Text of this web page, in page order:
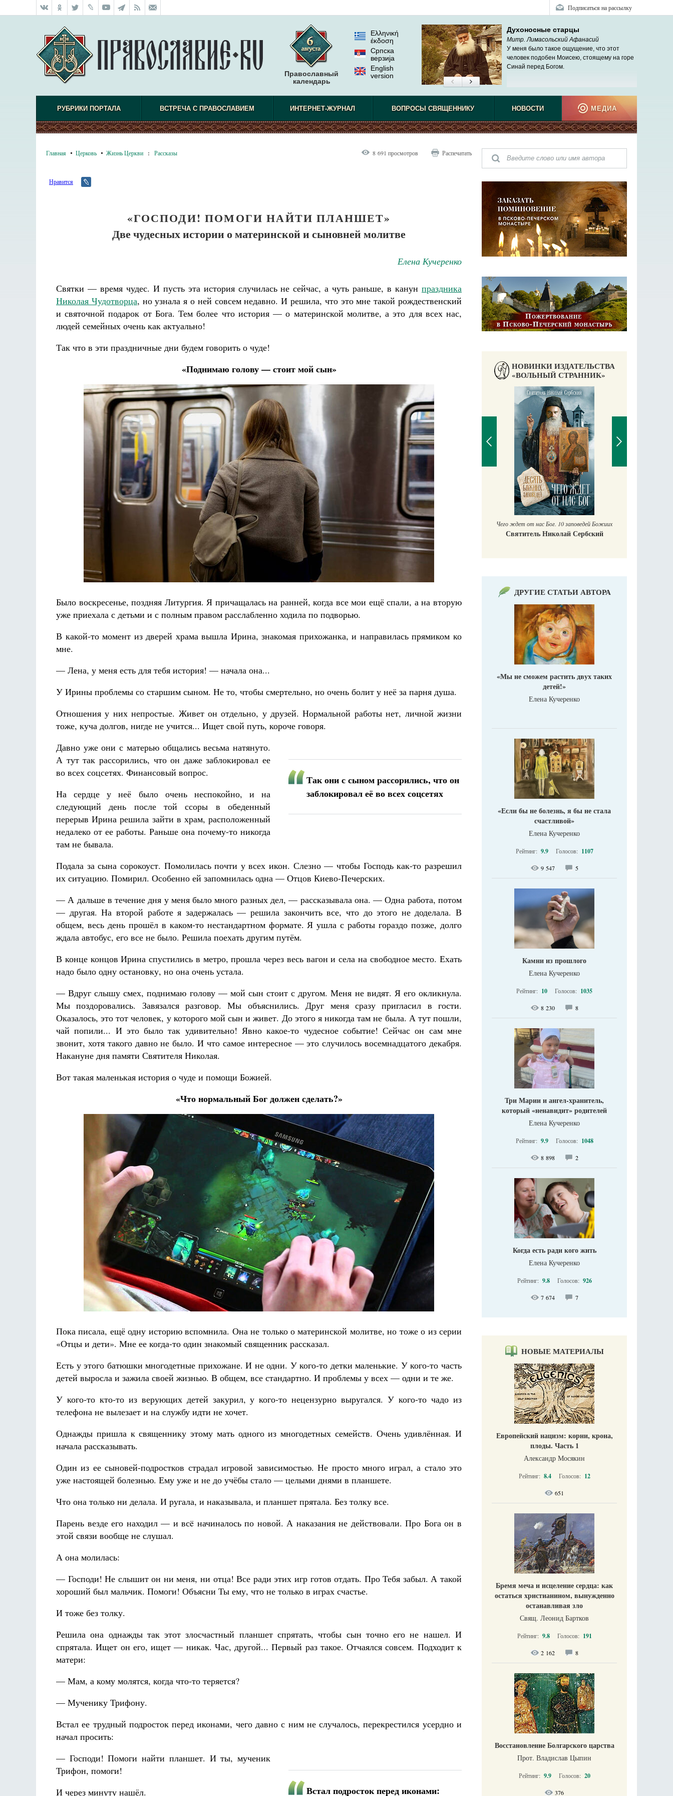
Подписаться на рассылку
Православный
календарь
Ελληνική
έκδοση
Српска
верзиjа
English
version
Духоносные старцы
Митр. Лимасольский Афанасий
У меня было такое ощущение, что этот
человек подобен Моисею, стоящему на горе
Синай перед Богом.
РУБРИКИ ПОРТАЛА ВСТРЕЧА С ПРАВОСЛАВИЕМ ИНТЕРНЕТ-ЖУРНАЛ ВОПРОСЫ СВЯЩЕННИКУ НОВОСТИ МЕДИА
Главная Церковь Жизнь Церкви : Рассказы 8 691 просмотров Распечатать
Нравится
«ГОСПОДИ! ПОМОГИ НАЙТИ ПЛАНШЕТ»
Две чудесных истории о материнской и сыновней молитве
Елена Кучеренко
Святки — время чудес. И пусть эта история случилась не сейчас, а чуть раньше, в канун праздника
Николая Чудотворца, но узнала я о ней совсем недавно. И решила, что это мне такой рождественский
и святочной подарок от Бога. Тем более что история — о материнской молитве, а это для всех нас,
людей семейных очень как актуально!
Так что в эти праздничные дни будем говорить о чуде!
«Поднимаю голову — стоит мой сын»
Было воскресенье, поздняя Литургия. Я причащалась на ранней, когда все мои ещё спали, а на вторую
уже приехала с детьми и с полным правом расслабленно ходила по подворью.
В какой-то момент из дверей храма вышла Ирина, знакомая прихожанка, и направилась прямиком ко
мне.
— Лена, у меня есть для тебя история! — начала она...
У Ирины проблемы со старшим сыном. Не то, чтобы смертельно, но очень болит у неё за парня душа.
Отношения у них непростые. Живет он отдельно, у друзей. Нормальной работы нет, личной жизни
тоже, куча долгов, нигде не учится... Ищет свой путь, короче говоря.
Так они с сыном рассорились, что он
заблокировал её во всех соцсетях
Давно уже они с матерью общались весьма натянуто.
А тут так рассорились, что он даже заблокировал ее
во всех соцсетях. Финансовый вопрос.
На сердце у неё было очень неспокойно, и на
следующий день после той ссоры в обеденный
перерыв Ирина решила зайти в храм, расположенный
недалеко от ее работы. Раньше она почему-то никогда
там не бывала.
Подала за сына сорокоуст. Помолилась почти у всех икон. Слезно — чтобы Господь как-то разрешил
их ситуацию. Помирил. Особенно ей запомнилась одна — Отцов Киево-Печерских.
— А дальше в течение дня у меня было много разных дел, — рассказывала она. — Одна работа, потом
— другая. На второй работе я задержалась — решила закончить все, что до этого не доделала. В
общем, весь день прошёл в каком-то нестандартном формате. Я ушла с работы гораздо позже, долго
ждала автобус, его все не было. Решила поехать другим путём.
В конце концов Ирина спустились в метро, прошла через весь вагон и села на свободное место. Ехать
надо было одну остановку, но она очень устала.
— Вдруг слышу смех, поднимаю голову — мой сын стоит с другом. Меня не видят. Я его окликнула.
Мы поздоровались. Завязался разговор. Мы объяснились. Друг меня сразу пригласил в гости.
Оказалось, это тот человек, у которого мой сын и живет. До этого я никогда там не была. А тут пошли,
чай попили... И это было так удивительно! Явно какое-то чудесное событие! Сейчас он сам мне
звонит, хотя такого давно не было. И что самое интересное — это случилось восемнадцатого декабря.
Накануне дня памяти Святителя Николая.
Вот такая маленькая история о чуде и помощи Божией.
«Что нормальный Бог должен сделать?»
Пока писала, ещё одну историю вспомнила. Она не только о материнской молитве, но тоже о из серии
«Отцы и дети». Мне ее когда-то один знакомый священник рассказал.
Есть у этого батюшки многодетные прихожане. И не одни. У кого-то детки маленькие. У кого-то часть
детей выросла и зажила своей жизнью. В общем, все стандартно. И проблемы у всех — одни и те же.
У кого-то кто-то из верующих детей закурил, у кого-то нецензурно выругался. У кого-то чадо из
телефона не вылезает и на службу идти не хочет.
Однажды пришла к священнику этому мать одного из многодетных семейств. Очень удивлённая. И
начала рассказывать.
Один из ее сыновей-подростков страдал игровой зависимостью. Не просто много играл, а стало это
уже настоящей болезнью. Ему уже и не до учёбы стало — целыми днями в планшете.
Что она только ни делала. И ругала, и наказывала, и планшет прятала. Без толку все.
Парень везде его находил — и всë начиналось по новой. А наказания не действовали. Про Бога он в
этой связи вообще не слушал.
А она молилась:
— Господи! Не слышит он ни меня, ни отца! Все ради этих игр готов отдать. Про Тебя забыл. А такой
хороший был мальчик. Помоги! Объясни Ты ему, что не только в играх счастье.
И тоже без толку.
Решила она однажды так этот злосчастный планшет спрятать, чтобы сын точно его не нашел. И
спрятала. Ищет он его, ищет — никак. Час, другой... Первый раз такое. Отчаялся совсем. Подходит к
матери:
— Мам, а кому молятся, когда что-то теряется?
— Мученику Трифону.
Встал ее трудный подросток перед иконами, чего давно с ним не случалось, перекрестился усердно и
начал просить:
Встал подросток перед иконами:
— Господи! Помоги найти планшет. И ты, мученик
Трифон, помоги!
И через минуту нашёл.
НОВИНКИ ИЗДАТЕЛЬСТВА
«ВОЛЬНЫЙ СТРАННИК»
Разлуки не будет
Фредерика де Грааф Как найти своё место в жизни
Кирилл Мурышев
Великомученик Георгий Победоносец. Научись у
святого
Роман Котов Чего ждет от нас Бог. 10 заповедей Божиих
Святитель Николай Сербский
ДРУГИЕ СТАТЬИ АВТОРА
«Мы не сможем растить двух таких
детей!»
Елена Кучеренко
«Если бы не болезнь, я бы не стала
счастливой»
Елена Кучеренко
Рейтинг: 9.9 Голосов: 1107
9 547 5
Камни из прошлого
Елена Кучеренко
Рейтинг: 10 Голосов: 1035
8 230 8
Три Марии и ангел-хранитель,
который «ненавидит» родителей
Елена Кучеренко
Рейтинг: 9.9 Голосов: 1048
8 898 2
Когда есть ради кого жить
Елена Кучеренко
Рейтинг: 9.8 Голосов: 926
7 674 7
НОВЫЕ МАТЕРИАЛЫ
Европейский нацизм: корни, крона,
плоды. Часть 1
Александр Мосякин
Рейтинг: 8.4 Голосов: 12
651
Бремя меча и исцеление сердца: как
остаться христианином, вынужденно
останавливая зло
Свящ. Леонид Бартков
Рейтинг: 9.8 Голосов: 191
2 162 8
Восстановление Болгарского царства
Прот. Владислав Цыпин
Рейтинг: 9.9 Голосов: 20
376